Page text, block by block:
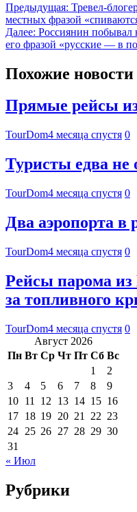
Предыдущая: Тревел-
местных фразой
Далее: Россиянин побывал
его фразой «русские — в
Похожие новости
Прямые рейсы из
TourDom4 месяца спустя 0
Туристы едва не
TourDom4 месяца спустя 0
Два аэропорта в
TourDom4 месяца спустя 0
Рейсы парома
за топливного
TourDom4 месяца спустя 0
Август 2026
Пн Вт Ср Чт Пт Сб Вс
1
2
3
4 5 6 7 8
9
10 11 12 13 14 15 16
17 18 19 20 21 22 23
24 25 26 27 28 29 30
31
« Июл
Рубрики